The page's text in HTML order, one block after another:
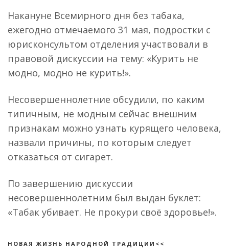
Накануне Всемирного дня без табака,
ежегодно отмечаемого 31 мая, подростки с
юрисконсультом отделения участвовали в
правовой дискуссии на тему: «Курить не
модно, модно не курить!».
Несовершеннолетние обсудили, по каким
типичным, не модным сейчас внешним
признакам можно узнать курящего человека,
назвали причины, по которым следует
отказаться от сигарет.
По завершению дискуссии
несовершеннолетним был выдан буклет:
«Табак убивает. Не прокури своё здоровье!».
НОВАЯ ЖИЗНЬ НАРОДНОЙ ТРАДИЦИИ<<